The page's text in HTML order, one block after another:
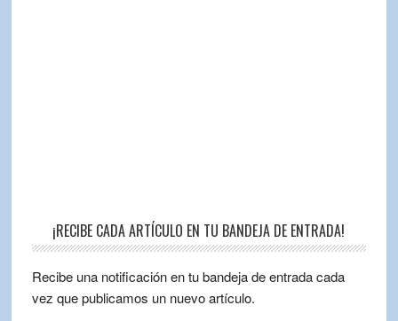
¡RECIBE CADA ARTÍCULO EN TU BANDEJA DE ENTRADA!
Recibe una notificación en tu bandeja de entrada cada
vez que publicamos un nuevo artículo.